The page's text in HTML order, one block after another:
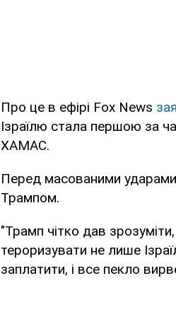
Про це в ефірі Fox News
Ізраїлю стала першою за
ХАМАС.
Перед масованими ударами
Трампом.
"Трамп чітко дав
тероризувати не лише
заплатити, і все пекло